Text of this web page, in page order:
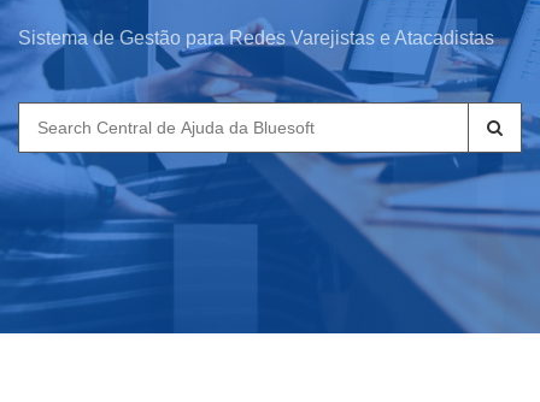
Sistema de Gestão para Redes Varejistas e Atacadistas
Search
for: